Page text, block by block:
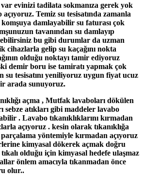
var evinizi tadilata sokmanıza gerek yok
Temiz su tesisatında zamanla
komşuya damlayabilir su faturası çok
tavanından su damlayıp
bu gibi durumlar da uzman
cihazlarla gelip su kaçağını nokta
olduğu noktayı tamir ediyoruz
demir boru ise tamiratı yapmak çok
su tesisatını yeniliyoruz uygun fiyat ucuz
arada sunuyoruz.
açma , Mutfak lavaboları dökülen
sebze atıkları gibi maddeler lavabo
. Lavabo tıkanıklıklarını kırmadan
açıyoruz . kesin olarak tıkanıklığa
yöntemiyle kırmadan açıyoruz
kimyasal dökerek açmak doğru
olduğu için kimyasal hedefe ulaşmaz
önlem amacıyla tıkanmadan önce
olur..